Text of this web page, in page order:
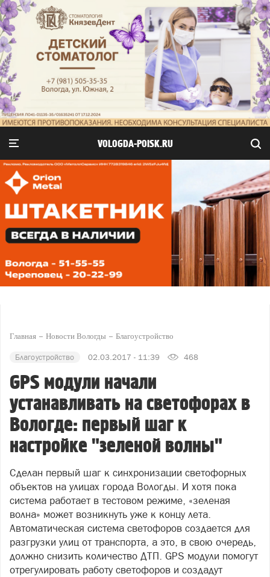
VOLOGDA-POISK.RU
Главная Новости Вологды Благоустройство
Благоустройство 02.03.2017 - 11:39 468
GPS модули начали
устанавливать на светофорах в
Вологде: первый шаг к
настройке "зеленой волны"
Сделан первый шаг к синхронизации светофорных
объектов на улицах города Вологды. И хотя пока
система работает в тестовом режиме, «зеленая
волна» может возникнуть уже к концу лета.
Автоматическая система светофоров создается для
разгрузки улиц от транспорта, а это, в свою очередь,
должно снизить количество ДТП. GPS модули помогут
отрегулировать работу светофоров и создадут